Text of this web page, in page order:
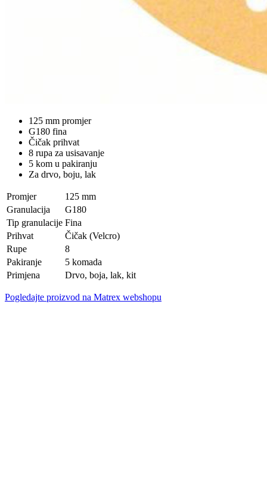
125 mm promjer
G180 fina
Čičak prihvat
8 rupa za usisavanje
5 kom u pakiranju
Za drvo, boju, lak
Promjer
125 mm
Granulacija
G180
Tip granulacije Fina
Prihvat
Čičak (Velcro)
Rupe
8
Pakiranje
5 komada
Primjena
Drvo, boja, lak, kit
Pogledajte proizvod na Matrex webshopu